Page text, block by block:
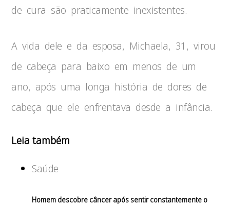
de cura são praticamente inexistentes.
A vida dele e da esposa, Michaela, 31, virou
de cabeça para baixo em menos de um
ano, após uma longa história de dores de
cabeça que ele enfrentava desde a infância.
Leia também
Saúde
Homem descobre câncer após sentir constantemente o